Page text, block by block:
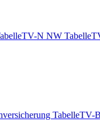
TV-N NW Tabelle
TabelleTV-